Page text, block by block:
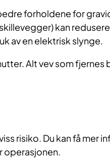
forholdene for
kan
av en elektrisk slynge.
Alt vev som fjernes
risiko. Du kan få mer
operasjonen.